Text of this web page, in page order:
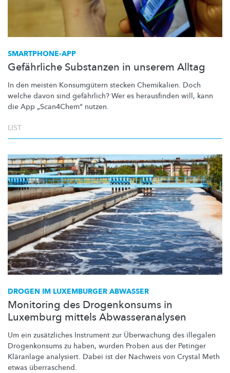
SMARTPHONE-APP
Gefährliche Substanzen in unserem Alltag
In den meisten Konsumgütern stecken Chemikalien. Doch
welche davon sind gefährlich? Wer es herausfinden will, kann
die App „Scan4Chem“ nutzen.
LIST
DROGEN IM LUXEMBURGER ABWASSER
Monitoring des Drogenkonsums in
Luxemburg mittels Abwasseranalysen
Um ein zusätzliches Instrument zur Überwachung des illegalen
Drogenkonsums zu haben, wurden Proben aus der Petinger
Kläranlage analysiert. Dabei ist der Nachweis von Crystal Meth
etwas überraschend.